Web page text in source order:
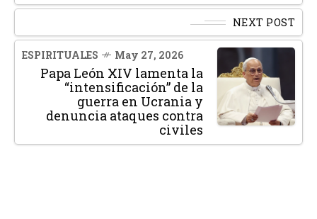
NEXT POST
ESPIRITUALES May 27, 2026
Papa León XIV lamenta la
“intensificación” de la
guerra en Ucrania y
denuncia ataques contra
civiles